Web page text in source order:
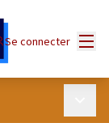
Se connecter